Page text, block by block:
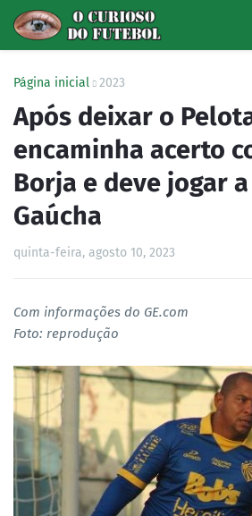
Página inicial 2023
Após deixar o
encaminha acerto
Borja e deve jogar
Gaúcha
quinta-feira, agosto 10, 2023
Com informações do GE.com
Foto: reprodução